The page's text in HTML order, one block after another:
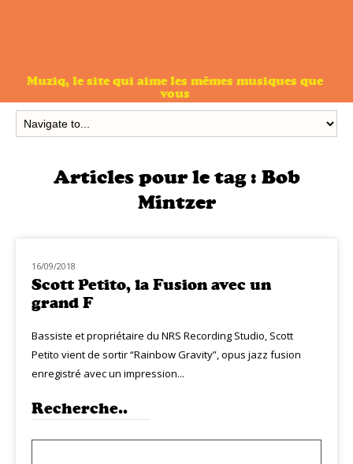
Muziq, le site qui aime les mêmes musiques que
vous
Articles pour le tag : Bob
Mintzer
NOUVEAUTÉS
16/09/2018
Scott Petito, la Fusion avec un
grand F
Bassiste et propriétaire du NRS Recording Studio, Scott
Petito vient de sortir “Rainbow Gravity”, opus jazz fusion
enregistré avec un impression...
Recherche..